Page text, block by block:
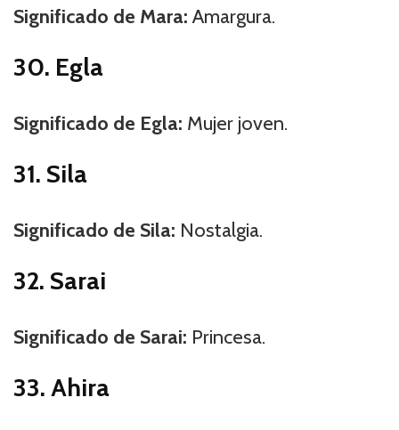
Significado de Mara:Amargura.
30. Egla
Significado de Egla: Mujer joven.
31. Sila
Significado de Sila: Nostalgia.
32. Sarai
Significado de Sarai: Princesa.
33. Ahira